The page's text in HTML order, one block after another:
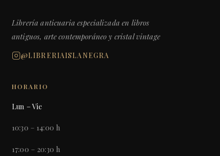
Librería anticuaria especializada en libros
antiguos, arte contemporáneo y cristal vintage
@LIBRERIAISLANEGRA
HORARIO
Lun – Vie
10:30 – 14:00 h
17:00 – 20:30 h